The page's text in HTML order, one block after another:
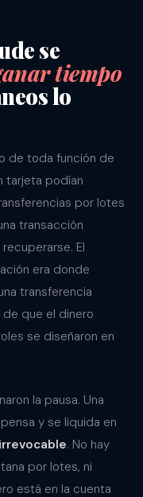
se
tiempo
lo
de toda función de
tarjeta podían
por lotes
transacción
El
era donde
transferencia
que el dinero
se diseñaron en
la pausa. Una
y se liquida en
irrevocable. No hay
por lotes, ni
está en la cuenta